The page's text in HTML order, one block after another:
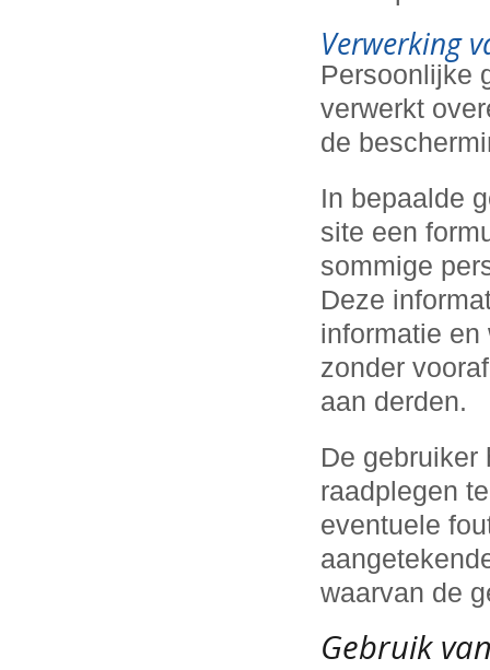
Verwerking
Persoonlijke
verwerkt
de
In bepaalde
site een
sommige
Deze
informatie en
zonder
aan derden.
De gebruiker
raadplegen
eventuele
waarvan de
Gebruik